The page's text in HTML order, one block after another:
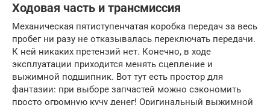
Ходовая часть и трансмиссия
Механическая пятиступенчатая коробка передач за весь
пробег ни разу не отказывалась переключать передачи.
К ней никаких претензий нет. Конечно, в ходе
эксплуатации приходится менять сцепление и
выжимной подшипник. Вот тут есть простор для
фантазии: при выборе запчастей можно сэкономить
просто огромную кучу денег! Оригинальный выжимной